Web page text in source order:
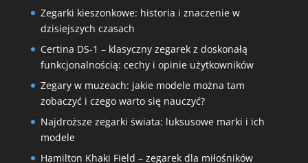
Zegarki kieszonkowe: historia i znaczenie w
dzisiejszych czasach
Certina DS-1 – klasyczny zegarek z doskonałą
funkcjonalnością: cechy i opinie użytkowników
Zegary w muzeach: jakie modele można tam
zobaczyć i czego warto się nauczyć?
Najdroższe zegarki świata: luksusowe marki i ich
modele
Hamilton Khaki Field – zegarek dla miłośników